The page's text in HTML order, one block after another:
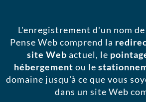
L'enregistrement d'un nom
Pense Web comprend la
site Web actuel, le
hébergement ou le
domaine jusqu'à ce que vous
dans un site Web